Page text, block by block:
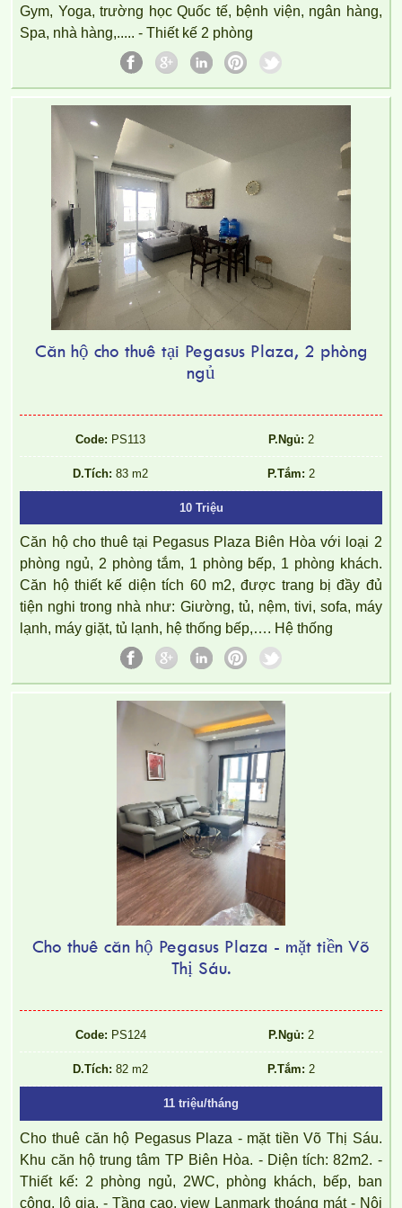
Gym, Yoga, trường học Quốc tế, bệnh viện, ngân hàng,
Spa, nhà hàng,..... - Thiết kế 2 phòng
Căn hộ cho thuê tại Pegasus Plaza, 2 phòng
ngủ
Code: PS113 P.Ngủ: 2
D.Tích: 83 m2 P.Tắm: 2
10 Triệu
Căn hộ cho thuê tại Pegasus Plaza Biên Hòa với loại 2
phòng ngủ, 2 phòng tắm, 1 phòng bếp, 1 phòng khách.
Căn hộ thiết kế diện tích 60 m2, được trang bị đầy đủ
tiện nghi trong nhà như: Giường, tủ, nệm, tivi, sofa, máy
lạnh, máy giặt, tủ lạnh, hệ thống bếp,…. Hệ thống
Cho thuê căn hộ Pegasus Plaza - mặt tiền Võ
Thị Sáu.
Code: PS124 P.Ngủ: 2
D.Tích: 82 m2 P.Tắm: 2
11 triệu/tháng
Cho thuê căn hộ Pegasus Plaza - mặt tiền Võ Thị Sáu.
Khu căn hộ trung tâm TP Biên Hòa. - Diện tích: 82m2. -
Thiết kế: 2 phòng ngủ, 2WC, phòng khách, bếp, ban
công, lô gia. - Tầng cao, view Lanmark thoáng mát - Nội
CHO THUÊ CĂN HỘ TOPAZ TWINS – 2 PHÒNG NGỦ –
FULL NỘI THẤT
CHO THUÊ CĂN HỘ TOPAZ TWINS – 2 PHÒNG NGỦ –
Căn hộ chung cư Topaz Twins tọa lạc tại Võ Thị Sáu, p Thống
Nhất, Biên Hòa, Đồng Nai.